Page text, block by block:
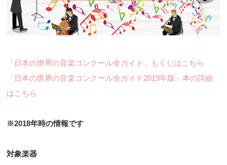
「日本の世界の音楽コンクール全ガイド」もくじはこちら
「日本の世界の音楽コンクール全ガイド2019年版」本の詳細
はこちら
※2018年時の情報です
対象楽器